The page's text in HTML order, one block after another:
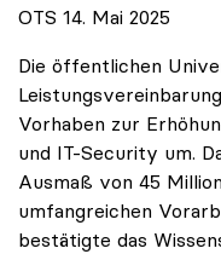
OTS 14. Mai 2025
Die öffentlichen
Vorhaben zur
und IT-Security um.
Ausmaß von 45
umfangreichen
bestätigte das